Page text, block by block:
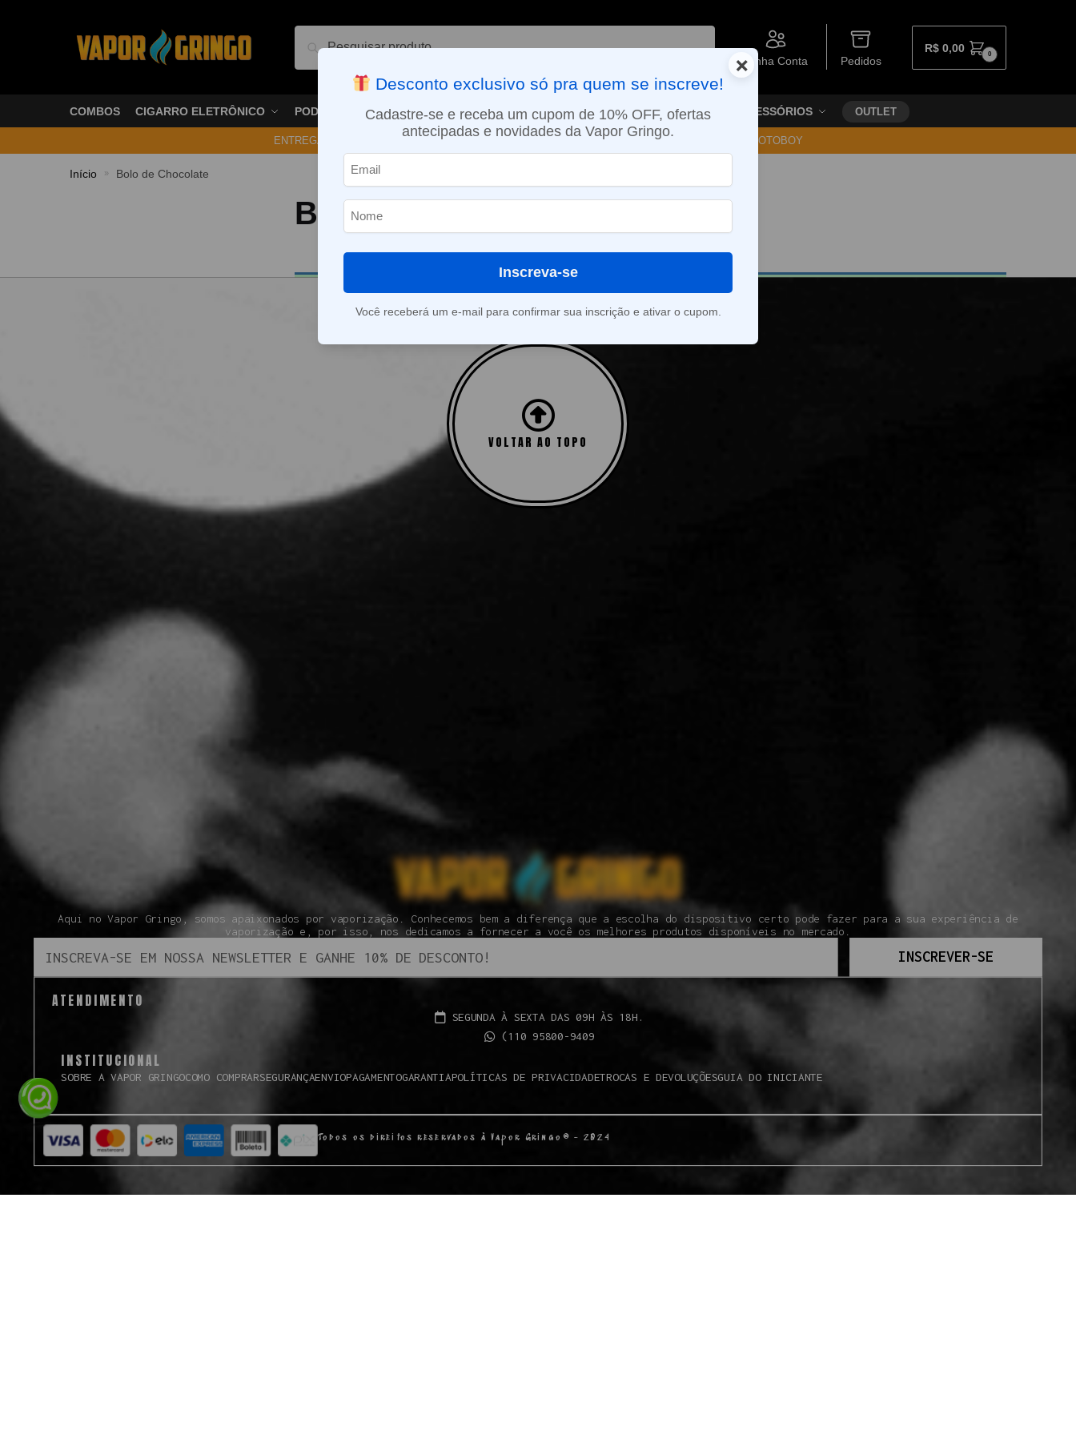
Pesquisar
Minha Conta Pedidos
R$ 0,00 0
COMBOS CIGARRO ELETRÔNICO PODS VAPORIZADOR DE ERVAS E-LIQUÍDOS NICOTINA ORAL ACESSÓRIOS OUTLET
ENTREGA NO MESMO DIA EM SÃO PAULO (SEG A SEX): PEDIDOS APROVADOS ATÉ 15:30 VIA MOTOBOY
Início » Bolo de Chocolate
Bolo de Chocolate
Nenhum produto foi encontrado para a sua seleção.
VOLTAR AO TOPO
Aqui no Vapor Gringo, somos apaixonados por vaporização. Conhecemos bem a diferença que a escolha do dispositivo certo pode fazer para a sua experiência de
vaporização e, por isso, nos dedicamos a fornecer a você os melhores produtos disponíveis no mercado.
INSCREVER-SE
ATENDIMENTO
SEGUNDA À SEXTA DAS 09H ÀS 18H.
(110 95800-9409
INSTITUCIONAL
SOBRE A VAPOR GRINGOCOMO COMPRARSEGURANÇAENVIOPAGAMENTOGARANTIAPOLÍTICAS DE PRIVACIDADETROCAS E DEVOLUÇÕESGUIA DO INICIANTE
Todos os direitos reservados à Vapor Gringo® - 2024
×
Desconto exclusivo só pra quem se inscreve!
Cadastre-se e receba um cupom de 10% OFF, ofertas
antecipadas e novidades da Vapor Gringo.
Inscreva-se
Você receberá um e-mail para confirmar sua inscrição e ativar o cupom.